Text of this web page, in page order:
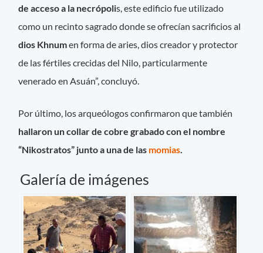
de acceso a la necrópolis, este edificio fue utilizado
como un recinto sagrado donde se ofrecían sacrificios al
dios Khnumen forma de aries, dios creador y protector
de las fértiles crecidas del Nilo, particularmente
venerado en Asuán”, concluyó.
Por último, los arqueólogos confirmaron que también
hallaron un collar de cobre grabado con el nombre
“Nikostratos” junto a una de las momias.
Galería de imágenes